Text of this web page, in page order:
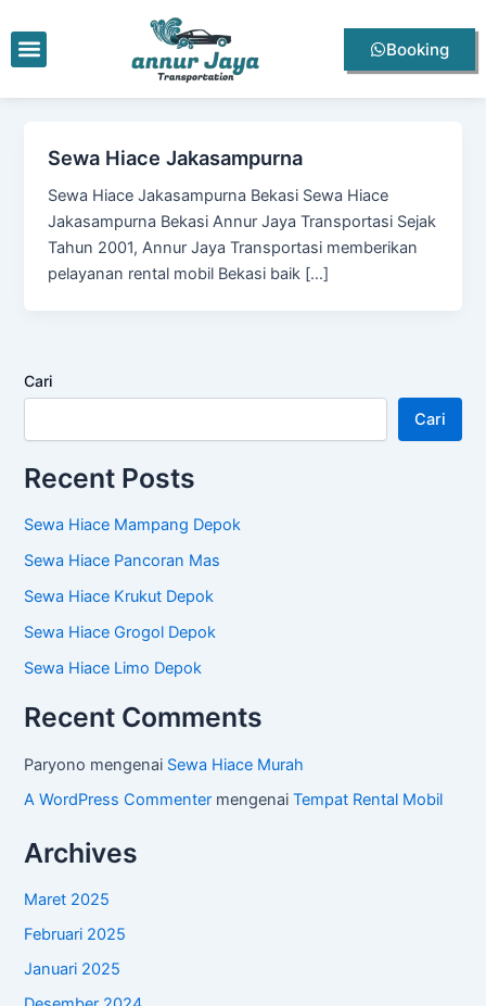
ke
konten
Menu Booking
Sewa Hiace Jakasampurna
Sewa Hiace Jakasampurna Bekasi Sewa Hiace
Jakasampurna Bekasi Annur Jaya Transportasi Sejak
Tahun 2001, Annur Jaya Transportasi memberikan
pelayanan rental mobil Bekasi baik […]
Cari
Cari
Recent Posts
Sewa Hiace Mampang Depok
Sewa Hiace Pancoran Mas
Sewa Hiace Krukut Depok
Sewa Hiace Grogol Depok
Sewa Hiace Limo Depok
Recent Comments
Paryono mengenai Sewa Hiace Murah
A WordPress Commenter mengenaiTempat Rental Mobil
Archives
Maret 2025
Februari 2025
Januari 2025